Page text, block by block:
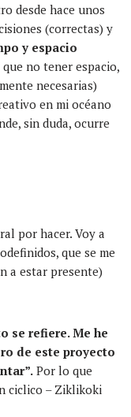
desde hace unos
(correctas) y
y espacio
no tener espacio,
necesarias)
en mi océano
sin duda, ocurre
por hacer. Voy a
que se me
a estar presente)
se refiere. Me he
de este proyecto
Por lo que
ciclico – Ziklikoki